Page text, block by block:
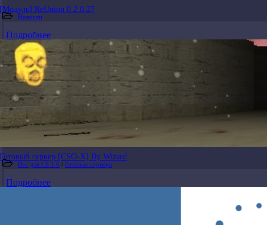
[Модуль] ReUnion 0.2.0.27
Новости
Подробнее
Готовый сервер [CSO-X] By Wizard
Все для CS 1.6 / Готовые сервера
Подробнее